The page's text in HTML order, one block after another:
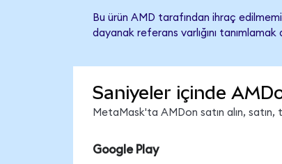
Bu ürün AMD tarafından ihraç
dayanak referans varlığını tanımlamak
Saniyeler içinde
MetaMask'ta AMDon satın alın,
Google Play